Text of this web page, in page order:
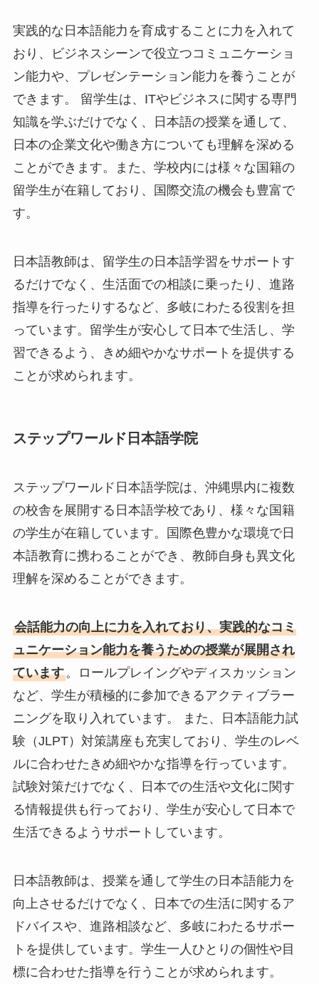
実践的な日本語能力を育成することに力を入れて
おり、ビジネスシーンで役立つコミュニケーショ
ン能力や、プレゼンテーション能力を養うことが
できます。 留学生は、ITやビジネスに関する専門
知識を学ぶだけでなく、日本語の授業を通して、
日本の企業文化や働き方についても理解を深める
ことができます。また、学校内には様々な国籍の
留学生が在籍しており、国際交流の機会も豊富で
す。
日本語教師は、留学生の日本語学習をサポートす
るだけでなく、生活面での相談に乗ったり、進路
指導を行ったりするなど、多岐にわたる役割を担
っています。留学生が安心して日本で生活し、学
習できるよう、きめ細やかなサポートを提供する
ことが求められます。
ステップワールド日本語学院
ステップワールド日本語学院は、沖縄県内に複数
の校舎を展開する日本語学校であり、様々な国籍
の学生が在籍しています。国際色豊かな環境で日
本語教育に携わることができ、教師自身も異文化
理解を深めることができます。
会話能力の向上に力を入れており、実践的なコミ
ュニケーション能力を養うための授業が展開され
ています。ロールプレイングやディスカッション
など、学生が積極的に参加できるアクティブラー
ニングを取り入れています。 また、日本語能力試
験（JLPT）対策講座も充実しており、学生のレベ
ルに合わせたきめ細やかな指導を行っています。
試験対策だけでなく、日本での生活や文化に関す
る情報提供も行っており、学生が安心して日本で
生活できるようサポートしています。
日本語教師は、授業を通して学生の日本語能力を
向上させるだけでなく、日本での生活に関するア
ドバイスや、進路相談など、多岐にわたるサポー
トを提供しています。学生一人ひとりの個性や目
標に合わせた指導を行うことが求められます。